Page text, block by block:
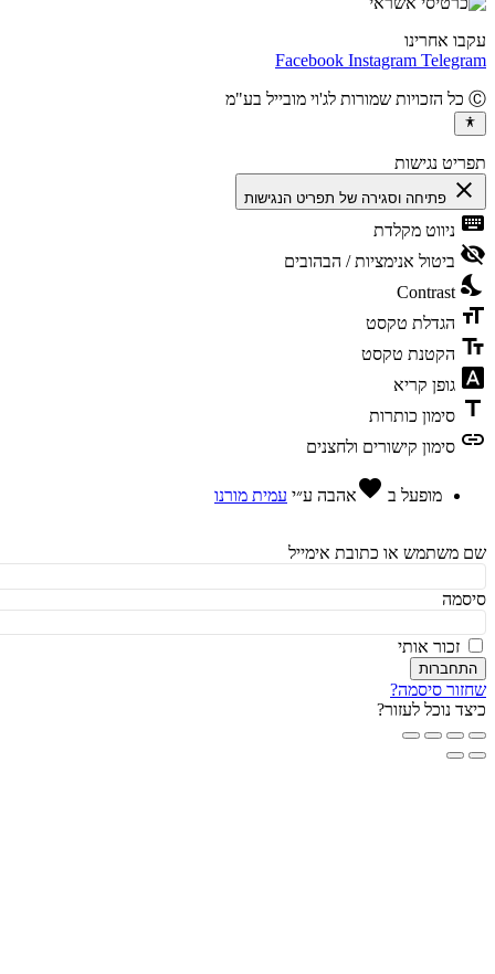
אחרינו
Facebook Instagram
נגישות
פתיחה וסגירה של תפריט הנגישות
ניווט מקלדת
ביטול אנימציות / הבהובים
Contrast
הגדלת טקסט
הקטנת טקסט
גופן קריא
סימון כותרות
סימון קישורים ולחצנים
מופעל בfavorite אהבהע״י עמית מורנו
או כתובת אימייל
זכור אותי
סיסמה?
נוכל לעזור?